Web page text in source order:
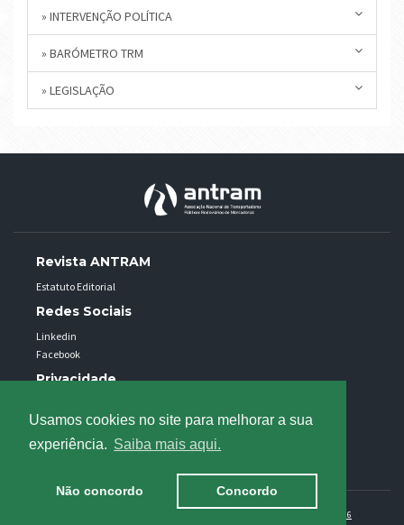
Usamos cookies no site para melhorar a sua
experiência.
Saiba mais aqui.
Não concordo Concordo
» INTERVENÇÃO POLÍTICA
» BARÓMETRO TRM
» LEGISLAÇÃO
Revista ANTRAM
Estatuto Editorial
Redes Sociais
Linkedin
Facebook
Privacidade
Uso de cookies
Informação ao consumidor - RAL
Associação Nacional de Transportadores Públicos Rodovários de Mercadorias @ 2026